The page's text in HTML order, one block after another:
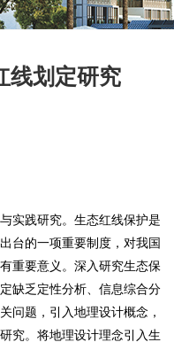
线划定研究
实践研究。生态红线保护是
台的一项重要制度，对我国
重要意义。深入研究生态保
缺乏定性分析、信息综合分
问题，引入地理设计概念，
究。将地理设计理念引入生